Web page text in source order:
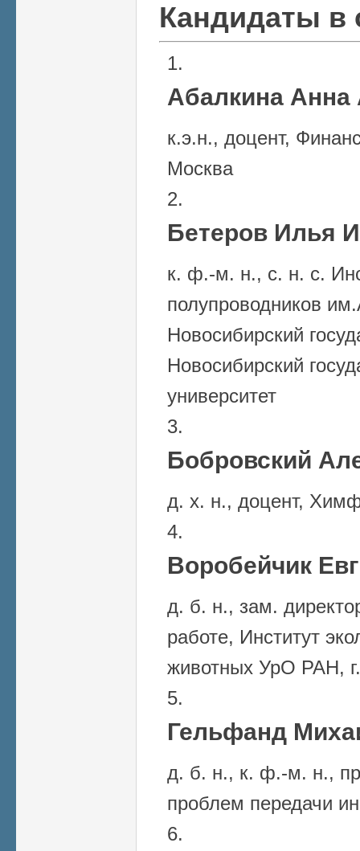
Кандидаты в
Абалкина Анна
к.э.н., доцент,
Москва
Бетеров Илья
к. ф.-м. н., c. н. с.
полупроводников
Новосибирский
Новосибирский
университет
Бобровский
д. х. н., доцент,
Воробейчик
д. б. н., зам.
работе, Институт
животных УрО РАН,
Гельфанд
д. б. н., к. ф.-м. н.,
проблем передачи